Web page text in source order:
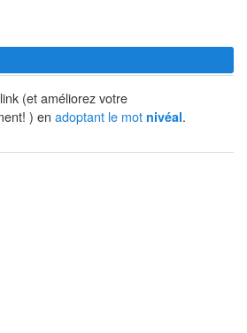
(et améliorez votre
) en adoptant le mot nivéal.